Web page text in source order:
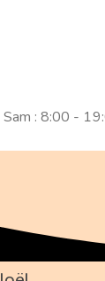
Sam : 8:00 -